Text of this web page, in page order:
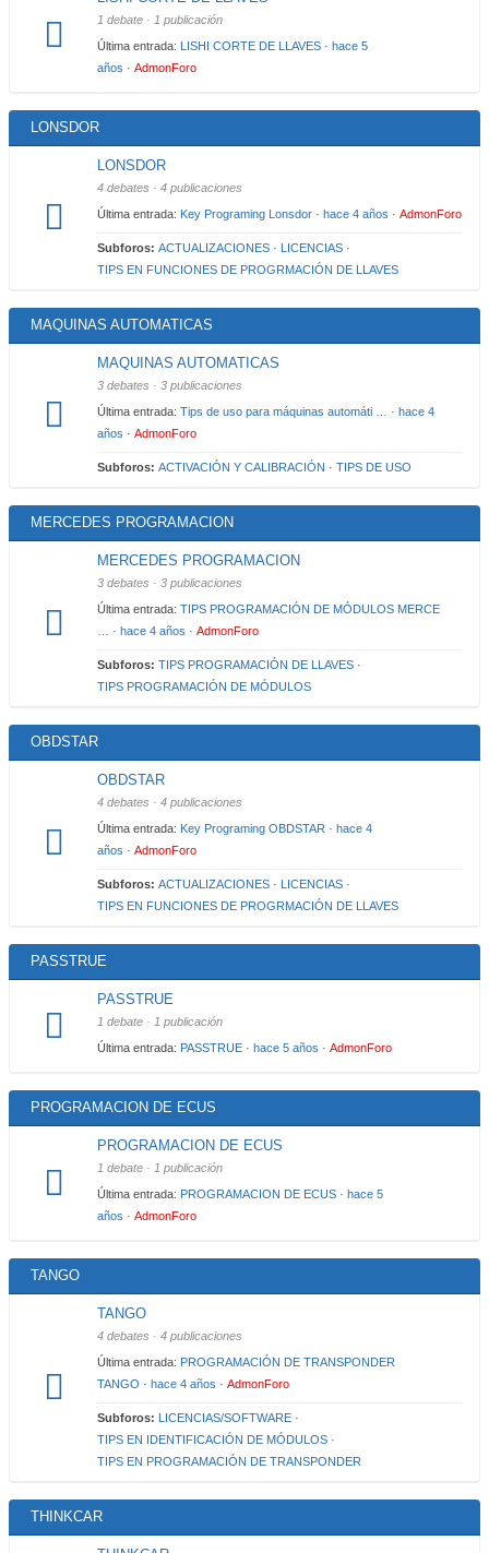
1 debate · 1 publicación
Última entrada: LISHI CORTE DE LLAVES · hace 5
años · AdmonForo
LONSDOR
LONSDOR
4 debates · 4 publicaciones
Última entrada: Key Programing Lonsdor · hace 4 años · AdmonForo
Subforos: ACTUALIZACIONES · LICENCIAS ·
TIPS EN FUNCIONES DE PROGRMACIÓN DE LLAVES
MAQUINAS AUTOMATICAS
MAQUINAS AUTOMATICAS
3 debates · 3 publicaciones
Última entrada: Tips de uso para máquinas automáti … · hace 4
años · AdmonForo
Subforos: ACTIVACIÓN Y CALIBRACIÓN · TIPS DE USO
MERCEDES PROGRAMACION
MERCEDES PROGRAMACION
3 debates · 3 publicaciones
Última entrada: TIPS PROGRAMACIÓN DE MÓDULOS MERCE
· hace 4 años · AdmonForo
Subforos: TIPS PROGRAMACIÓN DE LLAVES ·
TIPS PROGRAMACIÓN DE MÓDULOS
OBDSTAR
OBDSTAR
4 debates · 4 publicaciones
Última entrada: Key Programing OBDSTAR · hace 4
años · AdmonForo
Subforos: ACTUALIZACIONES · LICENCIAS ·
TIPS EN FUNCIONES DE PROGRMACIÓN DE LLAVES
PASSTRUE
PASSTRUE
1 debate · 1 publicación
Última entrada: PASSTRUE · hace 5 años · AdmonForo
PROGRAMACION DE ECUS
PROGRAMACION DE ECUS
1 debate · 1 publicación
Última entrada: PROGRAMACION DE ECUS · hace 5
años · AdmonForo
TANGO
TANGO
4 debates · 4 publicaciones
Última entrada: PROGRAMACIÓN DE TRANSPONDER
TANGO · hace 4 años · AdmonForo
Subforos: LICENCIAS/SOFTWARE ·
TIPS EN IDENTIFICACIÓN DE MÓDULOS ·
TIPS EN PROGRAMACIÓN DE TRANSPONDER
THINKCAR